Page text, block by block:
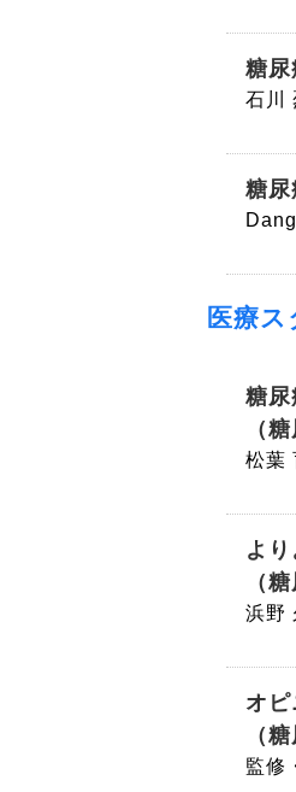
糖尿
石川
糖尿
医療ス
糖尿
（
松葉
よ
（
浜野
オ
（
監修